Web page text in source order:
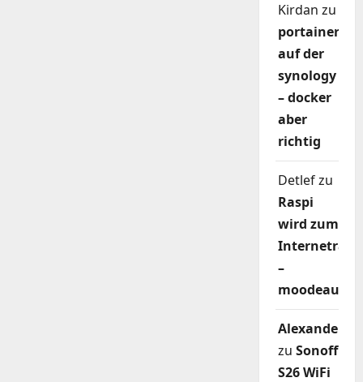
Kirdan zu
portainer
auf der
synology
– docker
aber
richtig
Detlefzu
Raspi
wird zum
–
moodeaudio
Alexander
zu Sonoff
S26 WiFi